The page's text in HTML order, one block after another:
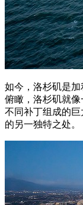
如今，洛杉矶是
俯瞰，洛杉矶就
不同补丁组成的
的另一独特之处。